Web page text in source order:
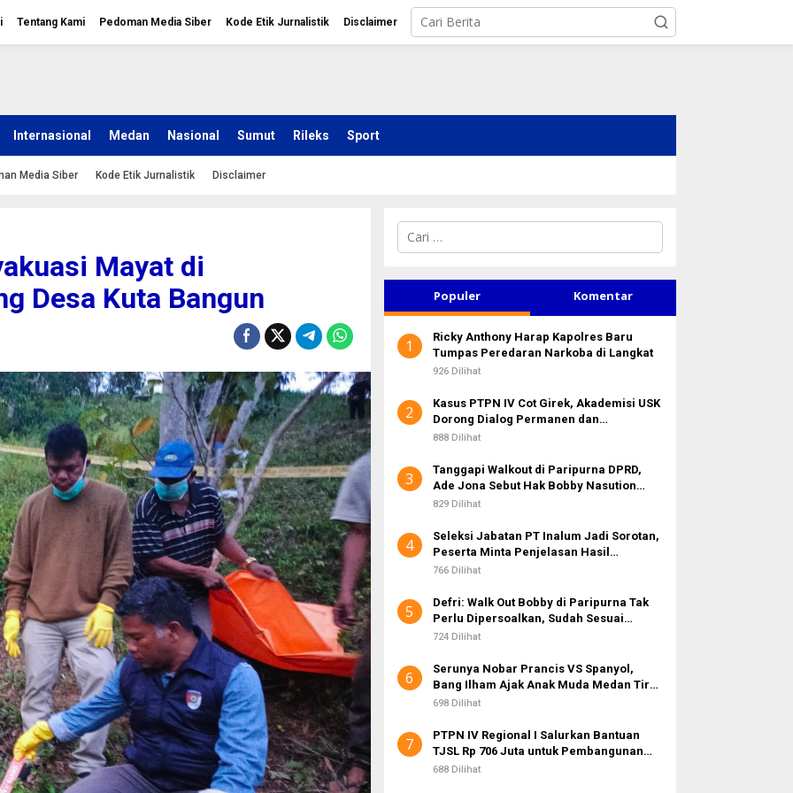
Tentang Kami Pedoman Media Siber Kode Etik Jurnalistik Disclaimer
Internasional Medan Nasional Sumut Rileks Sport
Media Siber Kode Etik Jurnalistik Disclaimer
Mayat di
Desa Kuta Bangun
C
i
n
u
k
Populer Komentar
1
Ricky Anthony Harap Kapolres Baru
Tumpas Peredaran Narkoba di Langkat
926 Dilihat
2
Kasus PTPN IV Cot Girek, Akademisi USK
Dorong Dialog Permanen dan
Penegakan Hukum
888 Dilihat
3
Tanggapi Walkout di Paripurna DPRD,
Ade Jona Sebut Hak Bobby Nasution
Sebagai Kepala Daerah
829 Dilihat
4
Seleksi Jabatan PT Inalum Jadi Sorotan,
Peserta Minta Penjelasan Hasil
Assessment
766 Dilihat
5
Defri: Walk Out Bobby di Paripurna Tak
Perlu Dipersoalkan, Sudah Sesuai
Kourum
724 Dilihat
6
Serunya Nobar Prancis VS Spanyol,
Bang Ilham Ajak Anak Muda Medan Tiru
Kejayaan Legenda Bola 80-an
698 Dilihat
7
PTPN IV Regional I Salurkan Bantuan
TJSL Rp 706 Juta untuk Pembangunan
Sosial Berkelanjutan
688 Dilihat